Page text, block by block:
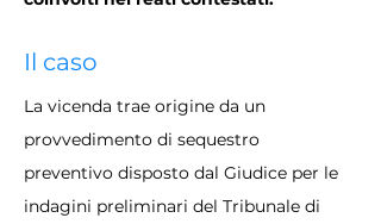
Il caso
La vicenda trae origine da un
provvedimento di sequestro
preventivo disposto dal Giudice per le
indagini preliminari del Tribunale di